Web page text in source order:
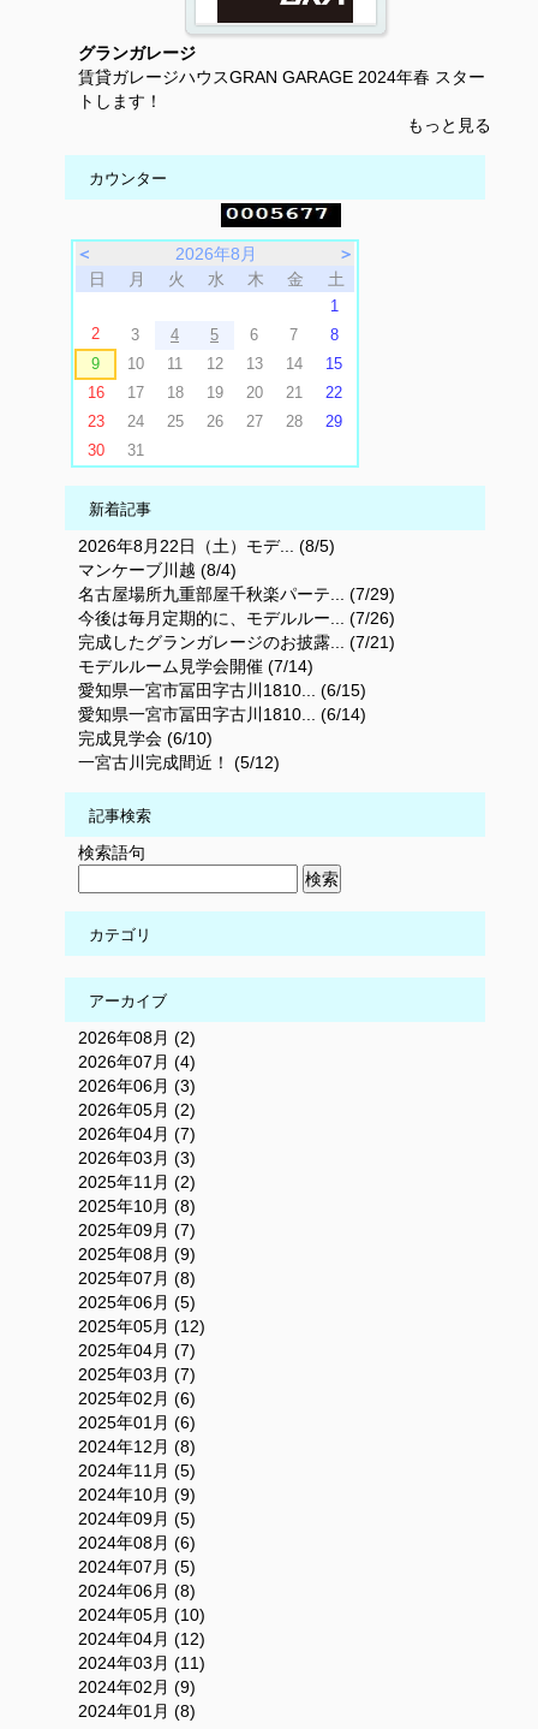
グランガレージ
賃貸ガレージハウスGRAN GARAGE 2024年春 スター
トします！
もっと見る
カウンター
＜ 2026年8月
＞
日
月 火 水 木 金 土
1
2
3 4 5 6 7
8
9
10 11 12 13 14
15
16
17 18 19 20 21
22
23
24 25 26 27 28
29
30
31
新着記事
2026年8月22日（土）モデ... (8/5)
マンケーブ川越 (8/4)
名古屋場所九重部屋千秋楽パーテ... (7/29)
今後は毎月定期的に、モデルルー... (7/26)
完成したグランガレージのお披露... (7/21)
モデルルーム見学会開催 (7/14)
愛知県一宮市冨田字古川1810... (6/15)
愛知県一宮市冨田字古川1810... (6/14)
完成見学会 (6/10)
一宮古川完成間近！ (5/12)
記事検索
検索語句
カテゴリ
アーカイブ
2026年08月 (2)
2026年07月 (4)
2026年06月 (3)
2026年05月 (2)
2026年04月 (7)
2026年03月 (3)
2025年11月 (2)
2025年10月 (8)
2025年09月 (7)
2025年08月 (9)
2025年07月 (8)
2025年06月 (5)
2025年05月 (12)
2025年04月 (7)
2025年03月 (7)
2025年02月 (6)
2025年01月 (6)
2024年12月 (8)
2024年11月 (5)
2024年10月 (9)
2024年09月 (5)
2024年08月 (6)
2024年07月 (5)
2024年06月 (8)
2024年05月 (10)
2024年04月 (12)
2024年03月 (11)
2024年02月 (9)
2024年01月 (8)